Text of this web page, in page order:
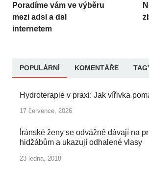
Poradíme vám ve výběru
mezi adsl a dsl
internetem
POPULÁRNÍ KOMENTÁŘE
Hydroterapie v praxi: Jak vířivka
17 července, 2026
Íránské ženy se odvážně dávají na
hidžábům a ukazují odhalené vlasy
23 ledna, 2018